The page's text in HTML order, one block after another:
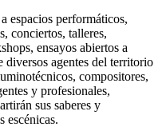
espacios performáticos,
conciertos, talleres,
ensayos abiertos a
diversos agentes del territorio
compositores,
y profesionales,
sus saberes y
escénicas.